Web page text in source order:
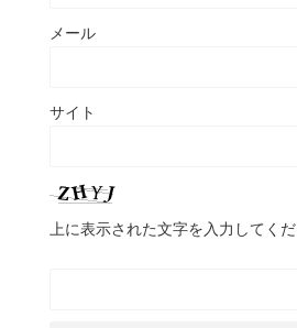
メール
サイト
上に表示された文字を入力してくだ